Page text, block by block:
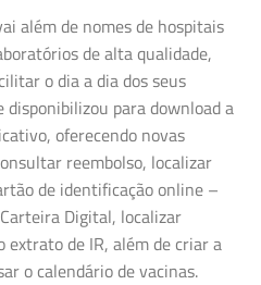
além de nomes de hospitais
de alta qualidade,
o dia a dia dos seus
disponibilizou para download a
oferecendo novas
reembolso, localizar
de identificação online –
Digital, localizar
extrato de IR, além de criar a
o calendário de vacinas.